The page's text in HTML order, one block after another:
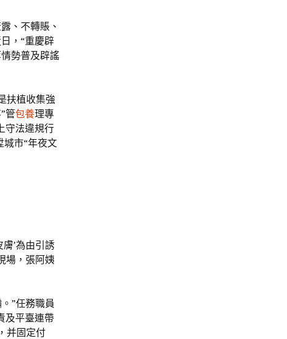
、不轉賬、
，“重慶辟
勢普及辟謠
扶植收集強
管包養理專
守法違規行
城市“年夜文
’為由引誘
場，張阿姨
”任務職員
及平臺連帶
并固定付